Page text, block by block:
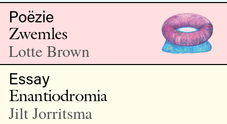
Poëzie
Zwemles
Lotte Brown
Essay
Enantiodromia
Jilt Jorritsma